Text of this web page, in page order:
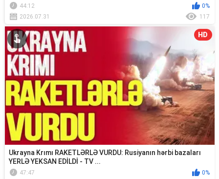
44:12
0%
2026.07.31
117
HD
Ukrayna Krımı RAKETLƏRLƏ VURDU: Rusiyanın hərbi bazaları
YERLƏ YEKSAN EDİLDİ - TV ...
47:47
0%